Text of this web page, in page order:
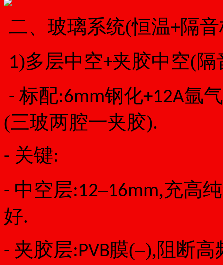
二、玻璃系统(恒温+隔
1)多层中空+夹胶中空(隔
- 标配:6mm钢化+12A氩气
(三玻两腔一夹胶).
- 关键:
- 中空层:12–16mm,充高
好.
- 夹胶层:PVB膜(–),阻断高